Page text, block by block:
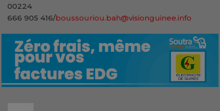
00224
666 905 416/boussouriou.bah@visionguinee.info